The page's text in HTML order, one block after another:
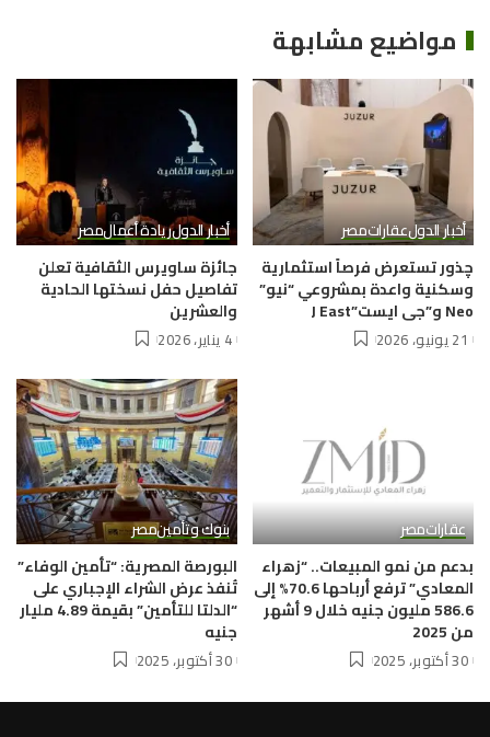
مواضيع مشابهة
أخبار الدولعقاراتمصر
چذور تستعرض فرصاً استثمارية
وسكنية واعدة بمشروعي “نيو”
Neo و”جى ايست”J East
21 يونيو، 2026
أخبار الدولريادة أعمالمصر
جائزة ساويرس الثقافية تعلن
تفاصيل حفل نسختها الحادية
والعشرين
4 يناير، 2026
عقاراتمصر
بدعم من نمو المبيعات.. “زهراء
المعادي” ترفع أرباحها 70.6% إلى
586.6 مليون جنيه خلال 9 أشهر
من 2025
30 أكتوبر، 2025
بنوك وتأمينمصر
البورصة المصرية: “تأمين الوفاء”
تُنفذ عرض الشراء الإجباري على
“الدلتا للتأمين” بقيمة 4.89 مليار
جنيه
30 أكتوبر، 2025